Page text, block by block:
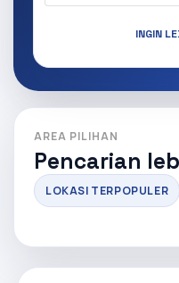
INGIN
AREA PILIHAN
Pencarian
LOKASI TERPOPULER